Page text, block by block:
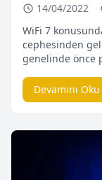
14/04/2022
WiFi 7
cephesinden
genelinde önce
sorunlar
rağmen ilerleme
teknolojisi de
Devamını Oku